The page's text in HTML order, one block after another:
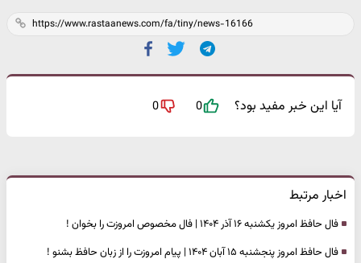
آیا این خبر مفید بود؟ 0
0
اخبار مرتبط
فال حافظ امروز یکشنبه ۱۶ آذر ۱۴۰۴ | فال مخصوص امروزت را بخوان !
فال حافظ امروز پنجشنبه ۱۵ آبان ۱۴۰۴ | پیام امروزت را از زبان حافظ بشنو !